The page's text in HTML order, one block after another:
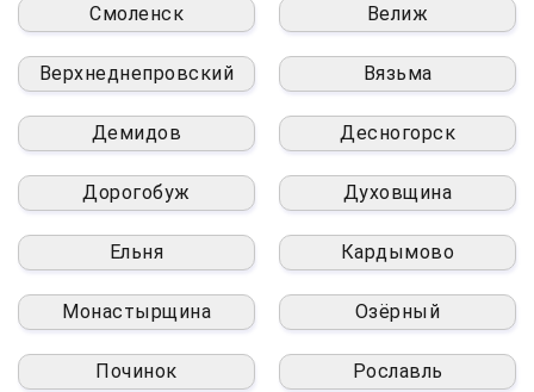
Смоленск Велиж
Верхнеднепровский Вязьма
Демидов Десногорск
Дорогобуж Духовщина
Ельня Кардымово
Монастырщина Озёрный
Починок Рославль